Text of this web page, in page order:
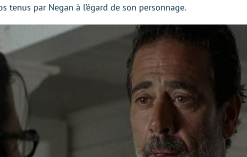
tenus par Negan à l’égard de son personnage.